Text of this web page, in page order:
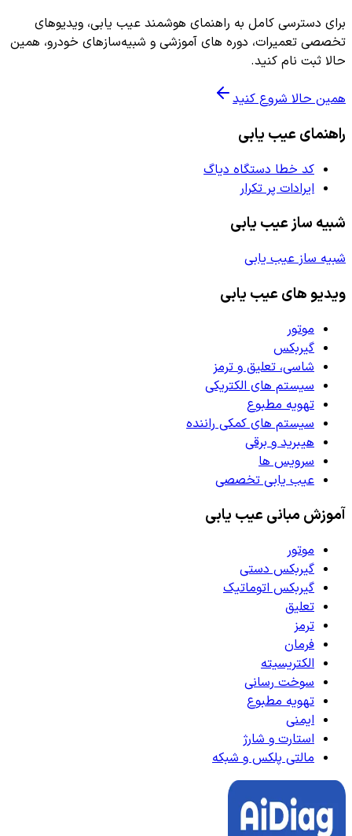
برای دسترسی کامل به راهنمای هوشمند عیب یابی، ویدیوهای
تخصصی تعمیرات، دوره های آموزشی و شبیه‌سازهای خودرو، همین
حالا ثبت نام کنید.
همین حالا شروع کنید
راهنمای عیب یابی
کد خطا دستگاه دیاگ
ایرادات پر تکرار
شبیه ساز عیب یابی
شبیه ساز عیب یابی
ویدیو های عیب یابی
موتور
گیربکس
شاسی، تعلیق و ترمز
سیستم های الکتریکی
تهویه مطبوع
سیستم های کمکی راننده
هیبرید و برقی
سرویس ها
عیب یابی تخصصی
آموزش مبانی عیب یابی
موتور
گیربکس دستی
گیربکس اتوماتیک
تعلیق
ترمز
فرمان
الکتریسیته
سوخت رسانی
تهویه مطبوع
ایمنی
استارت و شارژ
مالتی پلکس و شبکه